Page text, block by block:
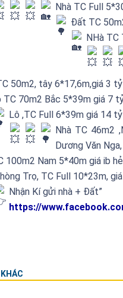
Nhà TC Full
Đất TC
NHà TC
50m2, tây 6*17,6m,giá 3
TC 70m2 Bắc 5*39m giá 7
Lô ,TC Full 6*39m giá 14
Nhà TC 46m2
Dương Văn
100m2 Nam 5*40m giá ib
Trọ, TC Full 10*23m,
Nhận Kí gửi nhà + Đất”
https://